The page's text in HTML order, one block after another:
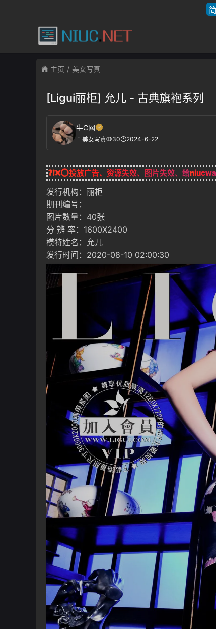
主页 美女写真
[Ligui丽柜] 允儿 - 古典旗袍系列
牛C网
美女写真 30 2024-6-22
❓❗❌⭕投放广告、资源失效、图片失效、给
发行机构：丽柜
期刊编号：
图片数量：40张
分 辨 率：1600X2400
模特姓名：允儿
发行时间：2020-08-10 02:00:30